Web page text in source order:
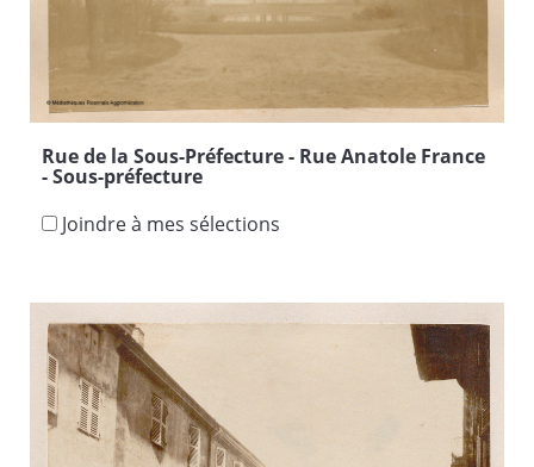
Rue de la Sous-Préfecture - Rue Anatole France
- Sous-préfecture
Joindre à mes sélections